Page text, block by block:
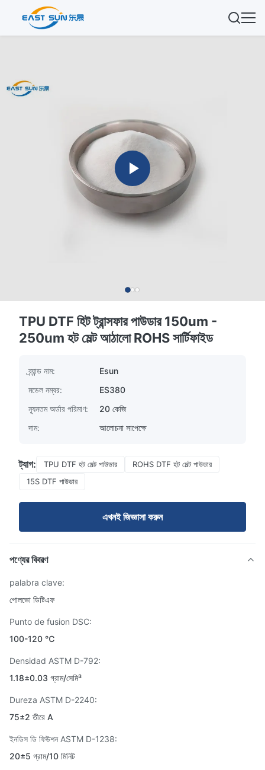
TPU DTF হিট ট্রান্সফার পাউডার 150um -
250um হট মেল্ট আঠালো ROHS সার্টিফাইড
ব্র্যান্ড নাম:
Esun
মডেল নম্বর:
ES380
ন্যূনতম অর্ডার পরিমাণ:
20 কেজি
দাম:
আলোচনা সাপেক্ষে
ট্যাগ: TPU DTF হট মেল্ট পাউডার
ROHS DTF হট মেল্ট পাউডার
15S DTF পাউডার
এখনই জিজ্ঞাসা করুন
পণ্যের বিবরণ
palabra clave:
পোলভো ডিটিএফ
Punto de fusion DSC:
100-120 ℃
Densidad ASTM D-792:
1.18±0.03 গ্রাম/সেমি³
Dureza ASTM D-2240:
75±2 তীরে A
ইনডিস ডি ফিউশন ASTM D-1238:
20±5 গ্রাম/10 মিনিট